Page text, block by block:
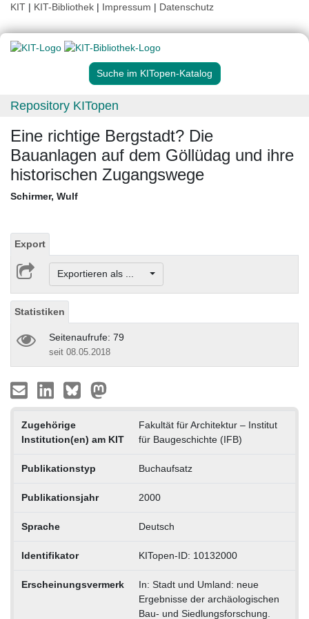
KIT | KIT-Bibliothek | Impressum | Datenschutz
Suche im KITopen-Katalog
Repository KITopen
Eine richtige Bergstadt? Die
Bauanlagen auf dem Göllüdag und ihre
historischen Zugangswege
Schirmer, Wulf
Export
Exportieren als ...
Statistiken
Seitenaufrufe: 79
seit 08.05.2018
Zugehörige
Institution(en) am KIT
Fakultät für Architektur – Institut
für Baugeschichte (IFB)
Publikationstyp Buchaufsatz
Publikationsjahr 2000
Sprache Deutsch
Identifikator KITopen-ID: 10132000
Erscheinungsvermerk
In: Stadt und Umland: neue
Ergebnisse der archäologischen
Bau- und Siedlungsforschung.